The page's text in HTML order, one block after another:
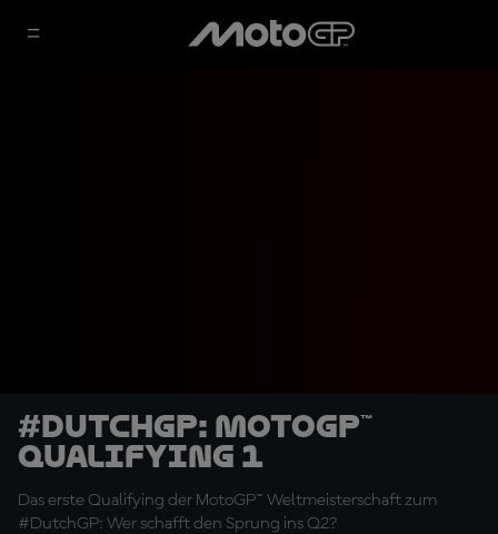
#DutchGP: MotoGP™
Qualifying 1
Das erste Qualifying der MotoGP™ Weltmeisterschaft zum
#DutchGP: Wer schafft den Sprung ins Q2?